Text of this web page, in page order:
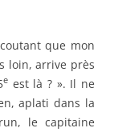
dit « Lobbedey,
de la 7e
reprends mon
stationne dans